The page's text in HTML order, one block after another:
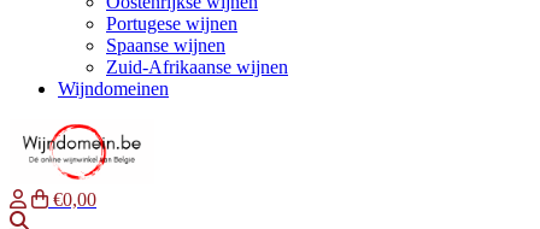
Portugese wijnen
Spaanse wijnen
Zuid-Afrikaanse wijnen
Wijndomeinen
€0,00